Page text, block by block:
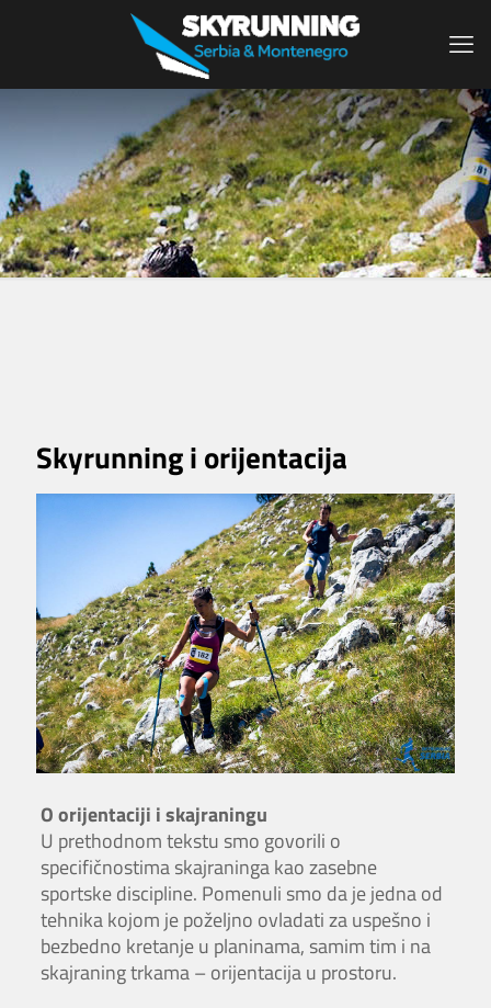
Skyrunning i orijentacija
O orijentaciji i skajraningu
U prethodnom tekstu smo govorili o
specifičnostima skajraninga kao zasebne
sportske discipline. Pomenuli smo da je jedna od
tehnika kojom je poželjno ovladati za uspešno i
bezbedno kretanje u planinama, samim tim i na
skajraning trkama – orijentacija u prostoru.